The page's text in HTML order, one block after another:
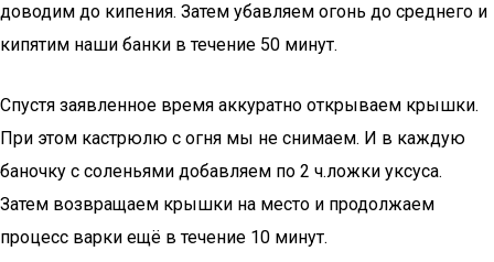
доводим до кипения. Затем убавляем огонь до среднего и
кипятим наши банки в течение 50 минут.
Спустя заявленное время аккуратно открываем крышки.
При этом кастрюлю с огня мы не снимаем. И в каждую
баночку с соленьями добавляем по 2 ч.ложки уксуса.
Затем возвращаем крышки на место и продолжаем
процесс варки ещё в течение 10 минут.